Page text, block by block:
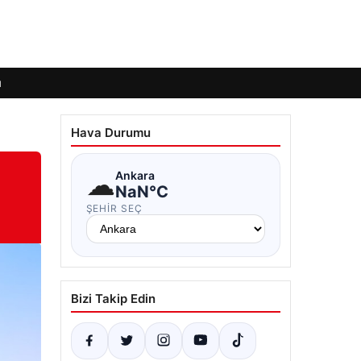
Hava Durumu
☁Ankara
NaN°C
ŞEHIR SEÇ
Bizi Takip Edin